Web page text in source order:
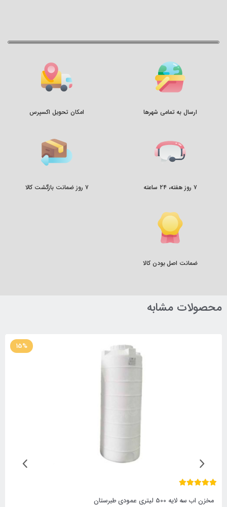
ارسال به تمامی شهرها امکان تحویل اکسپرس
۷ روز هفته، ۲۴ ساعته ۷ روز ضمانت بازگشت کالا
ضمانت اصل بودن کالا
محصولات مشابه
15%
مخزن اب سه لایه 500 لیتری عمودی طبرستان